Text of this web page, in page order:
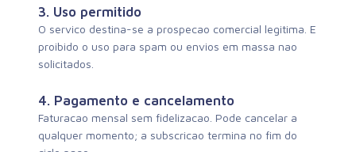
3. Uso permitido
O servico destina-se a prospecao comercial legitima. E
proibido o uso para spam ou envios em massa nao
solicitados.
4. Pagamento e cancelamento
Faturacao mensal sem fidelizacao. Pode cancelar a
qualquer momento; a subscricao termina no fim do